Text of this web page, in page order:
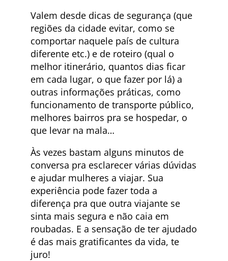
Valem desde dicas de segurança (que
regiões da cidade evitar, como se
comportar naquele país de cultura
diferente etc.) e de roteiro (qual o
melhor itinerário, quantos dias ficar
em cada lugar, o que fazer por lá) a
outras informações práticas, como
funcionamento de transporte público,
melhores bairros pra se hospedar, o
que levar na mala…
Às vezes bastam alguns minutos de
conversa pra esclarecer várias dúvidas
e ajudar mulheres a viajar. Sua
experiência pode fazer toda a
diferença pra que outra viajante se
sinta mais segura e não caia em
roubadas. E a sensação de ter ajudado
é das mais gratificantes da vida, te
juro!